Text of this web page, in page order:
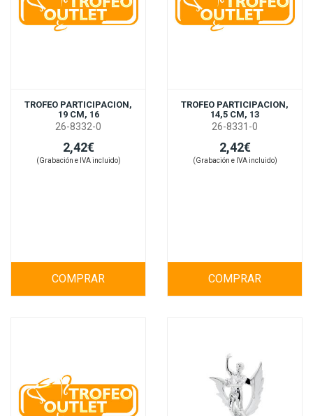
TROFEO PARTICIPACION,
19 CM, 16
26-8332-0
2,42€
(Grabación e IVA incluido)
COMPRAR
TROFEO PARTICIPACION,
14,5 CM, 13
26-8331-0
2,42€
(Grabación e IVA incluido)
COMPRAR